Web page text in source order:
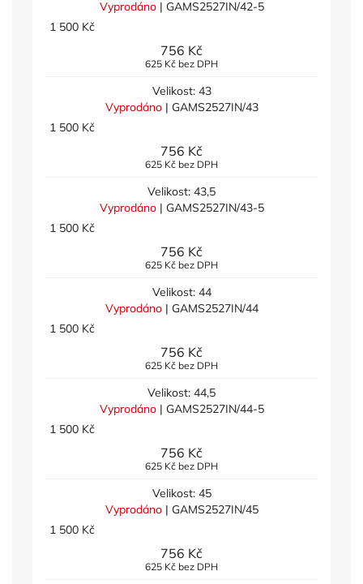
Vyprodáno | GAMS2527IN/42-5
1 500 Kč
756 Kč
625 Kč bez DPH
Velikost: 43
Vyprodáno | GAMS2527IN/43
1 500 Kč
756 Kč
625 Kč bez DPH
Velikost: 43,5
Vyprodáno | GAMS2527IN/43-5
1 500 Kč
756 Kč
625 Kč bez DPH
Velikost: 44
Vyprodáno | GAMS2527IN/44
1 500 Kč
756 Kč
625 Kč bez DPH
Velikost: 44,5
Vyprodáno | GAMS2527IN/44-5
1 500 Kč
756 Kč
625 Kč bez DPH
Velikost: 45
Vyprodáno | GAMS2527IN/45
1 500 Kč
756 Kč
625 Kč bez DPH